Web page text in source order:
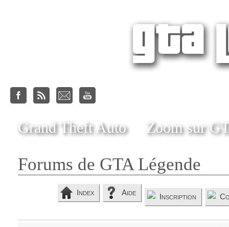
Grand Theft Auto Zoom sur
Forums de GTA Légende
Index Aide Inscription